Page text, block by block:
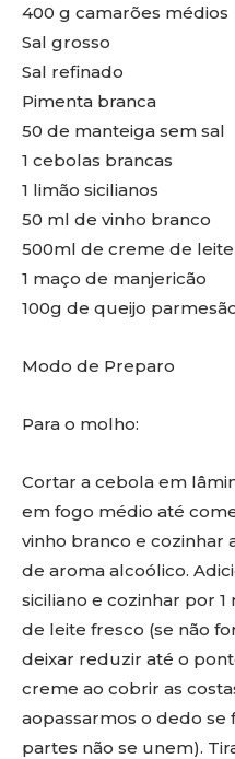
400 g camarões médios
Sal grosso
Sal refinado
Pimenta branca
50 de manteiga sem sal
1 cebolas brancas
1 limão sicilianos
50 ml de vinho branco
500ml de creme de
1 maço de manjericão
100g de queijo
Modo de Preparo
Para o molho:
Cortar a cebola em
em fogo médio até
vinho branco e cozinhar
de aroma alcoólico.
siciliano e cozinhar por
de leite fresco (se não
deixar reduzir até o
creme ao cobrir as
aopassarmos o dedo se
partes não se unem).